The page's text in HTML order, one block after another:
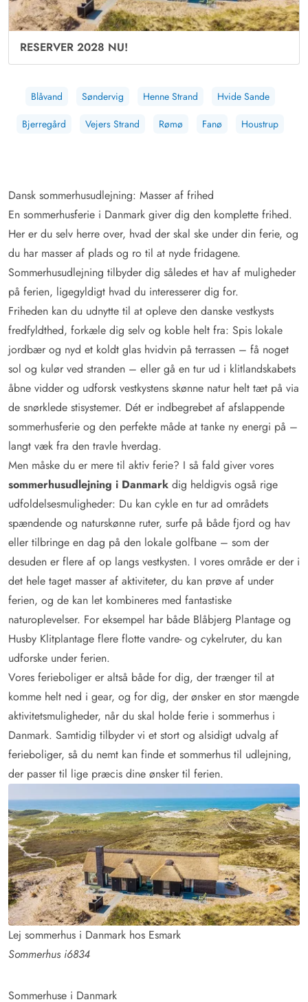
RESERVER 2028 NU!
Blåvand Søndervig Henne Strand
Hvide Sande
Bjerregård
Vejers Strand Rømø Fanø Houstrup
Dansk sommerhusudlejning: Masser af frihed
En sommerhusferie i Danmark giver dig den komplette frihed.
Her er du selv herre over, hvad der skal ske under din ferie, og
du har masser af plads og ro til at nyde fridagene.
Sommerhusudlejning tilbyder dig således et hav af muligheder
på ferien, ligegyldigt hvad du interesserer dig for.
Friheden kan du udnytte til at opleve den danske vestkysts
fredfyldthed, forkæle dig selv og koble helt fra: Spis lokale
jordbær og nyd et koldt glas hvidvin på terrassen – få noget
sol og kulør ved stranden – eller gå en tur ud i klitlandskabets
åbne vidder og udforsk vestkystens skønne natur helt tæt på via
de snørklede stisystemer. Dét er indbegrebet af afslappende
sommerhusferie og den perfekte måde at tanke ny energi på –
langt væk fra den travle hverdag.
Men måske du er mere til aktiv ferie? I så fald giver vores
sommerhusudlejning i Danmark dig heldigvis også rige
udfoldelsesmuligheder: Du kan cykle en tur ad områdets
spændende og naturskønne ruter, surfe på både fjord og hav
eller tilbringe en dag på den lokale golfbane – som der
desuden er flere af op langs vestkysten. I vores område er der i
det hele taget masser af aktiviteter, du kan prøve af under
ferien, og de kan let kombineres med fantastiske
naturoplevelser. For eksempel har både Blåbjerg Plantage og
Husby Klitplantage flere flotte vandre- og cykelruter, du kan
udforske under ferien.
Vores ferieboliger er altså både for dig, der trænger til at
komme helt ned i gear, og for dig, der ønsker en stor mængde
aktivitetsmuligheder, når du skal holde ferie i sommerhus i
Danmark. Samtidig tilbyder vi et stort og alsidigt udvalg af
ferieboliger, så du nemt kan finde et sommerhus til udlejning,
der passer til lige præcis dine ønsker til ferien.
Lej sommerhus i Danmark hos Esmark
Sommerhus i6834
Sommerhuse i Danmark